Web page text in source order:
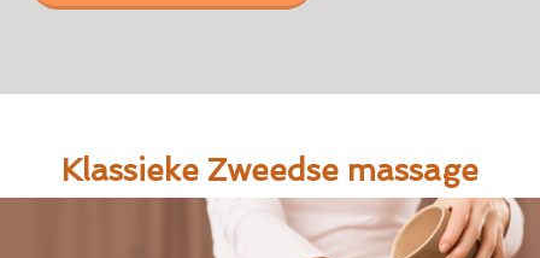
Klassieke Zweedse massage